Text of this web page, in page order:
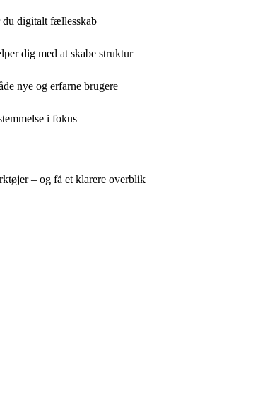
du digitalt fællesskab
dig med at skabe struktur
nye og erfarne brugere
i fokus
– og få et klarere overblik